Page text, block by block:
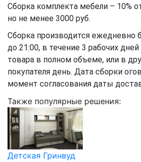
Сборка комплекта мебели – 10%
но не менее 3000 руб.
Сборка производится ежедневно
до 21:00, в течение 3 рабочих
товара в полном объеме, или в
покупателя день. Дата сборки
момент согласования даты
Также популярные решения:
Детская Гринвуд